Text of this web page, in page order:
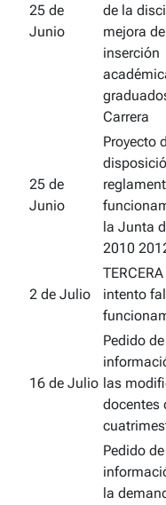
25 de
Junio
de la
mejora
inserción
Carrera
25 de
Junio
Proyecto
la Junta
2010
2 de Julio
intento
16 de Julio
Pedido de
las
docentes
Pedido de
la